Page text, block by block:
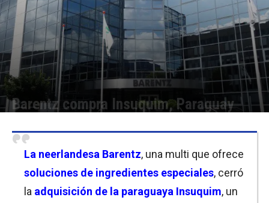
Barentz compra Insuquim, Paraguay
La neerlandesa Barentz, una multi que ofrece
soluciones de ingredientes especiales, cerró
la adquisición de la paraguaya Insuquim, un